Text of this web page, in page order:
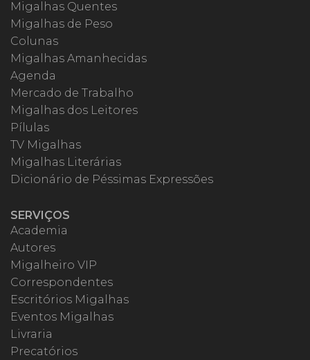
Migalhas Quentes
Migalhas de Peso
Colunas
Migalhas Amanhecidas
Agenda
Mercado de Trabalho
Migalhas dos Leitores
Pílulas
TV Migalhas
Migalhas Literárias
Dicionário de Péssimas Expressões
SERVIÇOS
Academia
Autores
Migalheiro VIP
Correspondentes
Escritórios Migalhas
Eventos Migalhas
Livraria
Precatórios